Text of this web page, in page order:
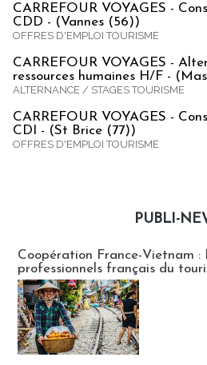
CARREFOUR VOYAGES -
CDD - (Vannes (56))
OFFRES D'EMPLOI TOURISME
CARREFOUR VOYAGES -
ressources humaines H/F -
ALTERNANCE / STAGES TOURISME
CARREFOUR VOYAGES -
CDI - (St Brice (77))
OFFRES D'EMPLOI TOURISME
PUBLI-
Coopération France-Vietnam :
professionnels français du